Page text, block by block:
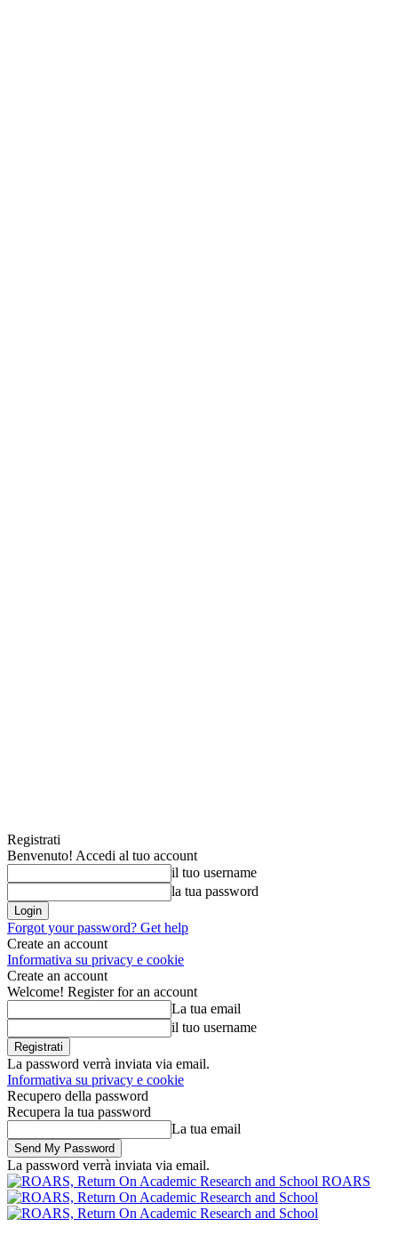
Registrati
Benvenuto! Accedi al tuo account
il tuo username
la tua password
Forgot your password? Get help
Create an account
Informativa su privacy e cookie
Create an account
Welcome! Register for an account
La tua email
il tuo username
La password verrà inviata via email.
Informativa su privacy e cookie
Recupero della password
Recupera la tua password
La tua email
La password verrà inviata via email.
ROARS